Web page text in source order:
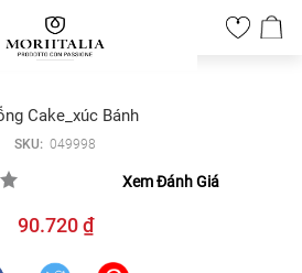
0
Cake_xúc Bánh
SKU: 049998
Xem Đánh Giá
90.720 ₫